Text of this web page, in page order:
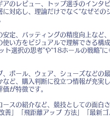
のレビュー、トップ選手のインタ
対応し、理論だけでなく“なぜその
定、パッティングの精度向上など
い方をビジュアルで理解できる構
ト選択の思考”や“18ホールの戦略”
ボール、ウェア、シューズなどの
ど、購入判断に役立つ情報が充実
が特徴です。
スの紹介など、競技としての面白
」「飛距離アップ 方法」「最新